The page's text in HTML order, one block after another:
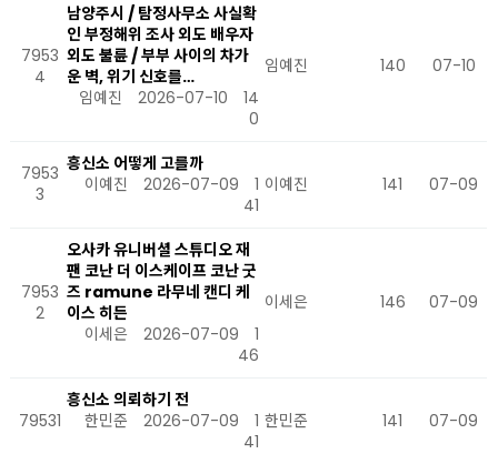
7953
4
남양주시 / 탐정사무소 사실확
인 부정해위 조사 외도 배우자
외도 불륜 / 부부 사이의 차가
운 벽, 위기 신호를…
임예진
2026-07-10
14
0
임예진 140 07-10
7953
3
흥신소 어떻게 고를까
이예진
2026-07-09
1
41
이예진 141 07-09
7953
2
오사카 유니버셜 스튜디오 재
팬 코난 더 이스케이프 코난 굿
즈 ramune 라무네 캔디 케
이스 히든
이세은
2026-07-09
1
46
이세은 146 07-09
79531
흥신소 의뢰하기 전
한민준
2026-07-09
1
41
한민준 141 07-09